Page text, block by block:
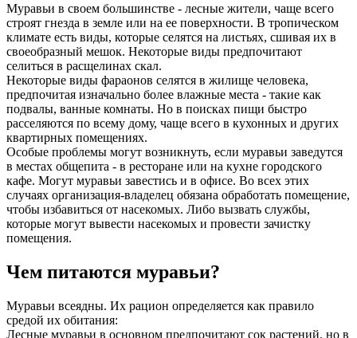
Муравьи в своем большинстве - лесные жители, чаще всего
строят гнезда в земле или на ее поверхности. В тропическом
климате есть виды, которые селятся на листьях, сшивая их в
своеобразный мешок. Некоторые виды предпочитают
селиться в расщелинах скал.
Некоторые виды фараонов селятся в жилище человека,
предпочитая изначально более влажные места - такие как
подвалы, ванные комнаты. Но в поисках пищи быстро
расселяются по всему дому, чаще всего в кухонных и других
квартирных помещениях.
Особые проблемы могут возникнуть, если муравьи заведутся
в местах общепита - в ресторане или на кухне городского
кафе. Могут муравьи завестись и в офисе. Во всех этих
случаях организация-владелец обязана обработать помещение,
чтобы избавиться от насекомых. Либо вызвать службы,
которые могут вывести насекомых и провести зачистку
помещения.
Чем питаются муравьи?
Муравьи всеядны. Их рацион определяется как правило
средой их обитания:
Лесные муравьи в основном предпочитают сок растений, но в